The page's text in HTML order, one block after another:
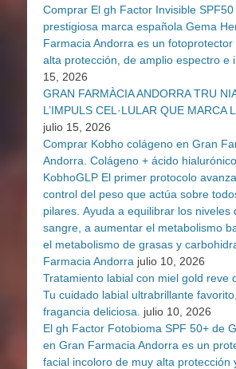
Comprar El gh Factor Invisible SPF50
prestigiosa marca española Gema
Farmacia Andorra es un
alta protección, de amplio espectro e
15, 2026
GRAN FARMÀCIA ANDORRA TRU
L’IMPULS CEL·LULAR QUE MARCA
julio 15, 2026
Comprar Kobho colágeno en Gran
Andorra. Colágeno + ácido hialurónico.
KobhoGLP El primer protocolo
control del peso que actúa sobre
pilares. Ayuda a equilibrar los niveles
sangre, a aumentar el metabolismo
el metabolismo de grasas y
Farmacia Andorra julio 10, 2026
Tratamiento labial con miel gold reve
Tu cuidado labial ultrabrillante
fragancia deliciosa.
julio 10, 2026
El gh Factor Fotobioma SPF 50+ de
en Gran Farmacia Andorra es un
facial incoloro de muy alta protección